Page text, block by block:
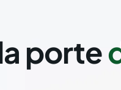
porte